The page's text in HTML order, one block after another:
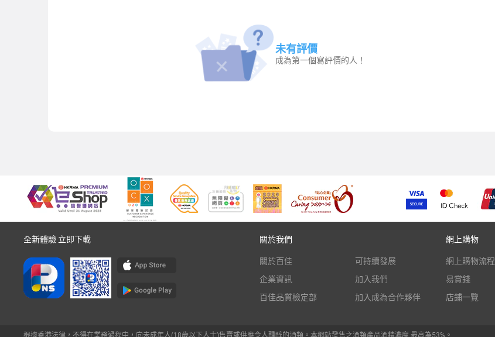
未有評價
成為第一個寫評價的人！
全新體驗 立即下載 關於我們
關於百佳
企業資訊
百佳品質檢定部
可持續發展
加入我們
加入成為合作夥伴
網上購物
網上購物流程
易賞錢
店鋪一覽
根據香港法律，不得在業務過程中，向未成年人(18歲以下人士)售賣或供應令人醺醉的酒類。本網站發售之酒類產品酒精濃度 最高為53%。